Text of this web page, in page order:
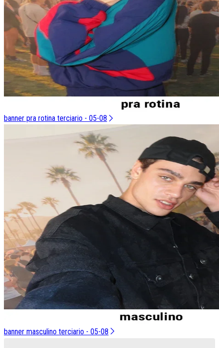
banner pra rotina terciario - 05-08
banner masculino terciario - 05-08